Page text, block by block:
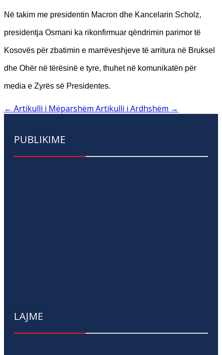
Në takim me presidentin Macron dhe Kancelarin Scholz,
presidentja Osmani ka rikonfirmuar qëndrimin parimor të
Kosovës për zbatimin e marrëveshjeve të arritura në Bruksel
dhe Ohër në tërësinë e tyre, thuhet në komunikatën për
media e Zyrës së Presidentes.
← Artikulli i Mëparshëm Artikulli i Ardhshëm →
PUBLIKIME
LAJME